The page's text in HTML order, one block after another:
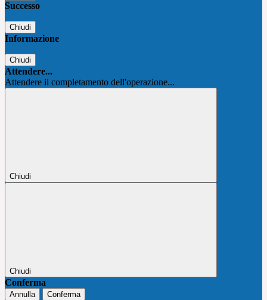
Successo
Chiudi
Informazione
Chiudi
Attendere...
Attendere il completamento dell'operazione...
Chiudi
Chiudi
Conferma
Annulla Conferma